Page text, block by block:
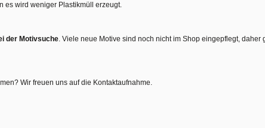
es wird weniger Plastikmüll erzeugt.
der Motivsuche. Viele neue Motive sind noch nicht im Shop eingepflegt, daher
Wir freuen uns auf die Kontaktaufnahme.